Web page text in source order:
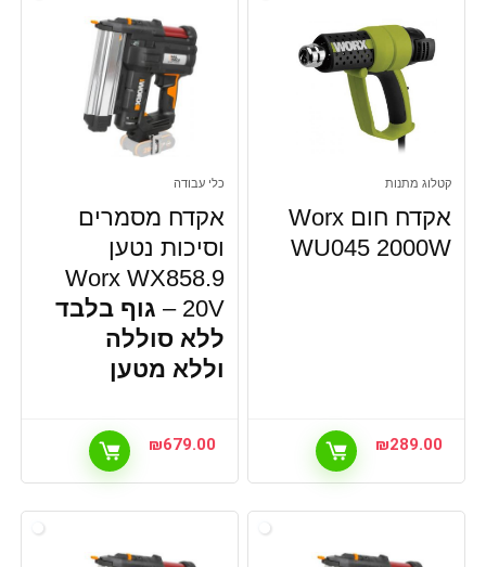
קטלוג מתנות
אקדח חום Worx
WU045 2000W
₪289.00
כלי עבודה
אקדח מסמרים
וסיכות נטען
Worx WX858.9
20V –
גוף בלבד
ללא סוללה
וללא מטען
₪679.00